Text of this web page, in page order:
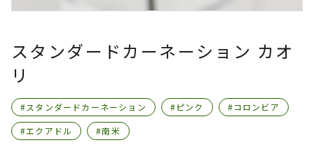
スタンダードカーネーション カオ
リ
#スタンダードカーネーション #ピンク
#コロンビア
#エクアドル
#南米